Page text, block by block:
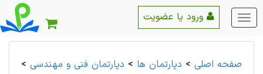
منو
اصلی
صفحه اصلی > دپارتمان ها > دپارتمان فنی و مهندسی >